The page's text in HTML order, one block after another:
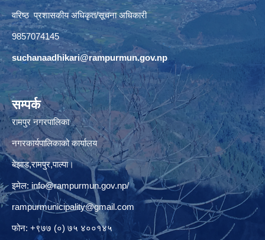
वरिष्ठ प्रशासकीय अधिकृत/सूचना अधिकारी
9857074145
suchanaadhikari@rampurmun.gov.np
सम्पर्क
रामपुर नगरपालिका
नगरकार्यपालिकाको कार्यालय
बेझाड,रामपुर,पाल्पा।
इमेल: info@rampurmun.gov.np/
rampurmunicipality@gmail.com
फोन: +९७७ (०) ७५ ४००१४५